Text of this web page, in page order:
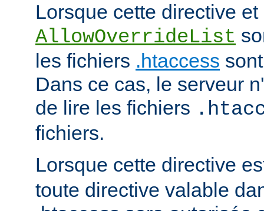
Lorsque cette directive
AllowOverrideList
les fichiers .htaccess
Dans ce cas, le serveur
de lire les fichiers
fichiers.
Lorsque cette directive
toute directive valable